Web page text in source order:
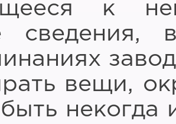
к
сведения,
вещи,
некогда